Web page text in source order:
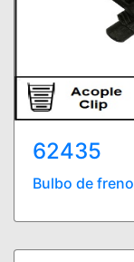
62435
Bulbo de freno